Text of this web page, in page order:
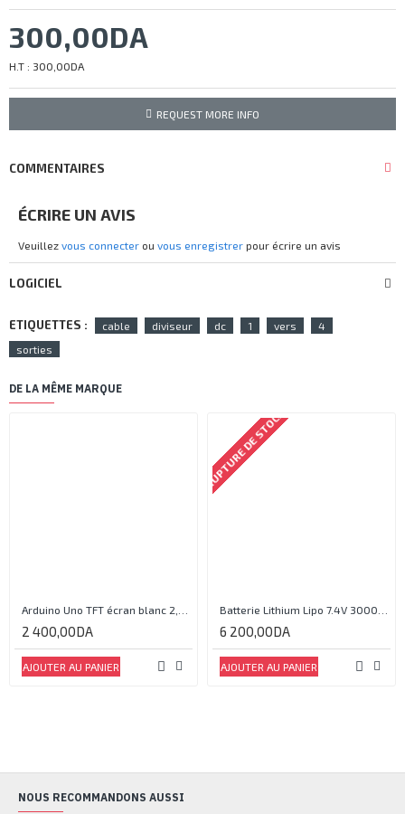
300,00DA
H.T : 300,00DA
REQUEST MORE INFO
COMMENTAIRES
ÉCRIRE UN AVIS
Veuillez vous connecter ou vous enregistrer pour écrire un avis
LOGICIEL
ETIQUETTES : cable diviseur dc 1 vers
4
sorties
DE LA MÊME MARQUE
2 400,00DA
AJOUTER AU PANIER
RUPTURE DE STOCK
6 200,00DA
AJOUTER AU PANIER
NOUS RECOMMANDONS AUSSI